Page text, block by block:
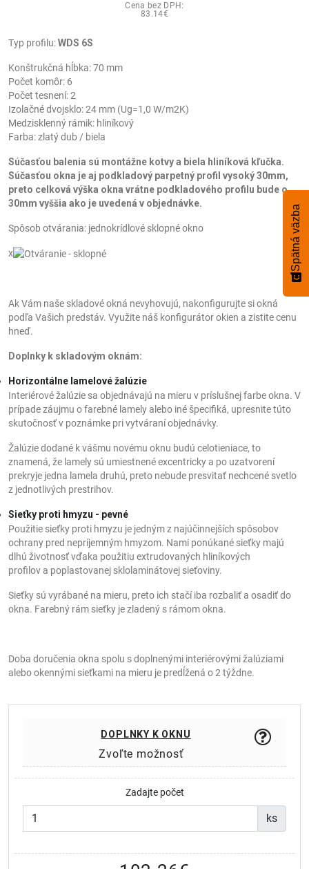
Cena bez DPH:
83.14€
Typ profilu:WDS 6S
Konštrukčná hĺbka: 70 mm
Počet komôr: 6
Počet tesnení: 2
Izolačné dvojsklo: 24 mm (Ug=1,0 W/m2K)
Medzisklenný rámik: hliníkový
Farba: zlatý dub / biela
Súčasťou balenia sú montážne kotvy a biela hliníková kľučka.
Súčasťou okna je aj podkladový parpetný profil vysoký 30mm,
preto celková výška okna vrátne podkladového profilu bude o
30mm vyššia ako je uvedená v objednávke.
Spôsob otvárania: jednokrídlové sklopné okno
x
Ak Vám naše skladové okná nevyhovujú, nakonfigurujte si okná
podľa Vašich predstáv. Využite náš konfigurátor okien a zistite cenu
hneď.
Doplnky k skladovým oknám:
Horizontálne lamelové žalúzie
Interiérové žalúzie sa objednávajú na mieru v príslušnej farbe okna. V
prípade záujmu o farebné lamely alebo iné špecifiká, upresnite túto
skutočnosť v poznámke pri vytváraní objednávky.
Žalúzie dodané k vášmu novému oknu budú celotieniace, to
znamená, že lamely sú umiestnené excentricky a po uzatvorení
prekryje jedna lamela druhú, preto nebude presvitať nechcené svetlo
z jednotlivých prestrihov.
Sieťky proti hmyzu - pevné
Použitie sieťky proti hmyzu je jedným z najúčinnejších spôsobov
ochrany pred nepríjemným hmyzom. Nami ponúkané sieťky majú
dlhú životnosť vďaka použitiu extrudovaných hliníkových
profilov a poplastovanej sklolaminátovej sieťoviny.
Sieťky sú vyrábané na mieru, preto ich stačí iba rozbaliť a osadiť do
okna. Farebný rám sieťky je zladený s rámom okna.
Doba doručenia okna spolu s doplnenými interiérovými žalúziami
alebo okennými sieťkami na mieru je predĺžená o 2 týždne.
DOPLNKY K OKNU
Zvoľte možnosť
Zadajte počet
ks
Spätná väzba